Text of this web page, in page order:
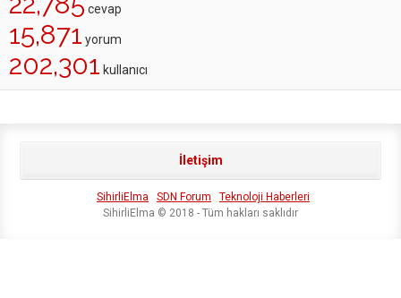
cevap
15,871 yorum
202,301 kullanıcı
İletişim
SihirliElma SDN Forum
Teknoloji Haberleri
SihirliElma © 2018 - Tüm hakları saklıdır